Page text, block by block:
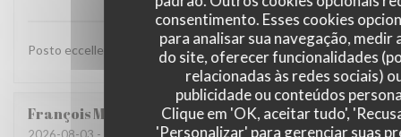
consentimento. Esses cookies
para analisar sua navegação, medir
do site, oferecer funcionalidades
relacionadas às redes sociais)
publicidade ou conteúdos
Clique em 'OK, aceitar tudo',
'Personalizar' para gerenciar suas
Posto eccellente. Siamo soddisfatti per il cibo ed il servizio.
FrançoisM